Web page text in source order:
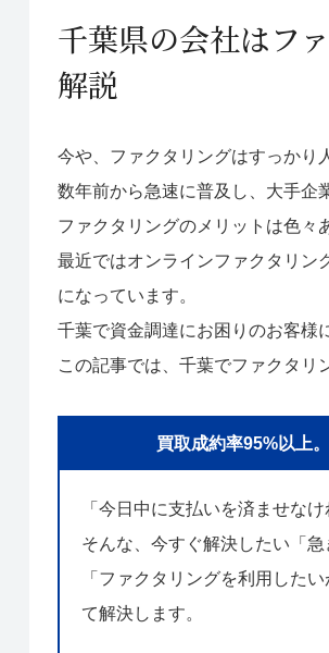
千葉県の会社はフ
解説
今や、ファクタリングはすっかり
数年前から急速に普及し、大手企
ファクタリングのメリットは色々
最近ではオンラインファクタリン
になっています。
千葉で資金調達にお困りのお客様
この記事では、千葉でファクタリ
買取成約率95%以上
「今日中に支払いを済ませな
そんな、今すぐ解決したい「
「ファクタリングを利用した
て解決します。